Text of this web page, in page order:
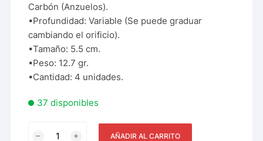
Carbón (Anzuelos).
•Profundidad: Variable (Se puede graduar
cambiando el orificio).
•Tamaño: 5.5 cm.
•Peso: 12.7 gr.
•Cantidad: 4 unidades.
37 disponibles
AÑADIR AL CARRITO